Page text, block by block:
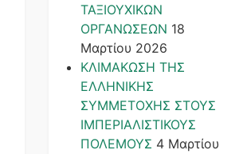
ΤΑΞΙΟΥΧΙΚΩΝ
ΟΡΓΑΝΩΣΕΩΝ 18
Μαρτίου 2026
ΚΛΙΜΑΚΩΣΗ ΤΗΣ
ΕΛΛΗΝΙΚΗΣ
ΣΥΜΜΕΤΟΧΗΣ ΣΤΟΥΣ
ΙΜΠΕΡΙΑΛΙΣΤΙΚΟΥΣ
ΠΟΛΕΜΟΥΣ 4 Μαρτίου